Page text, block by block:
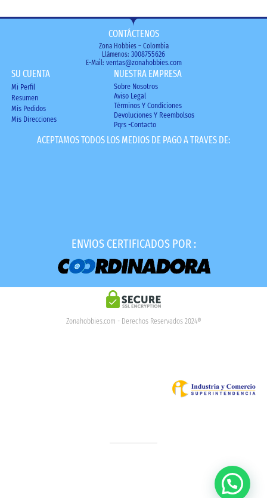
CONTÁCTENOS
Zona Hobbies – Colombia
Llámenos: 3008755626
E-Mail: ventas@zonahobbies.com
SU CUENTA
Mi Perfil
Resumen
Mis Pedidos
Mis Direcciones
NUESTRA EMPRESA
Sobre Nosotros
Aviso Legal
Términos Y Condiciones
Devoluciones Y Reembolsos
Pqrs -Contacto
ACEPTAMOS TODOS LOS MEDIOS DE PAGO A TRAVES DE:
ENVIOS CERTIFICADOS POR :
Zonahobbies.com - Derechos Reservados 2024®